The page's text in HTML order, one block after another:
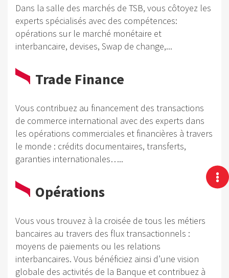
Dans la salle des marchés de TSB, vous côtoyez les
experts spécialisés avec des compétences:
opérations sur le marché monétaire et
interbancaire, devises, Swap de change,...
Trade Finance
Vous contribuez au financement des transactions
de commerce international avec des experts dans
les opérations commerciales et financières à travers
le monde : crédits documentaires, transferts,
garanties internationales…..
Opérations
Vous vous trouvez à la croisée de tous les métiers
bancaires au travers des flux transactionnels :
moyens de paiements ou les relations
interbancaires. Vous bénéficiez ainsi d’une vision
globale des activités de la Banque et contribuez à